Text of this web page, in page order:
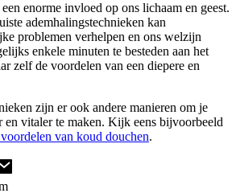
enorme invloed op ons lichaam en geest.
ademhalingstechnieken kan
problemen verhelpen en ons welzijn
enkele minuten te besteden aan het
zelf de voordelen van een diepere en
zijn er ook andere manieren om je
en vitaler te maken. Kijk eens bijvoorbeeld
van koud douchen.